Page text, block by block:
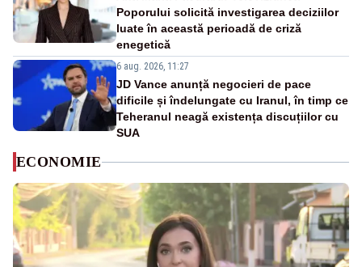
Poporului solicită investigarea deciziilor
luate în această perioadă de criză
enegetică
6 aug. 2026, 11:27
JD Vance anunță negocieri de pace
dificile și îndelungate cu Iranul, în timp ce
Teheranul neagă existența discuțiilor cu
SUA
ECONOMIE